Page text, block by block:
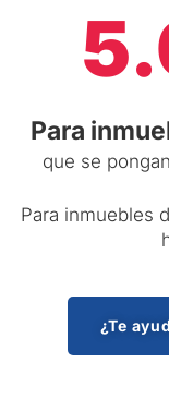
Para
que se
Para inmuebles
¿Te